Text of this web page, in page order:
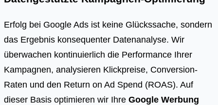
Erfolg bei Google Ads ist keine Glückssache, sondern
das Ergebnis konsequenter Datenanalyse. Wir
überwachen kontinuierlich die Performance Ihrer
Kampagnen, analysieren Klickpreise, Conversion-
Raten und den Return on Ad Spend (ROAS). Auf
dieser Basis optimieren wir Ihre Google Werbung